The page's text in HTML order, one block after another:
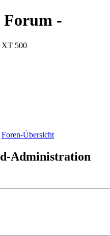
Forum -
XT 500
Foren-Übersicht
Administration